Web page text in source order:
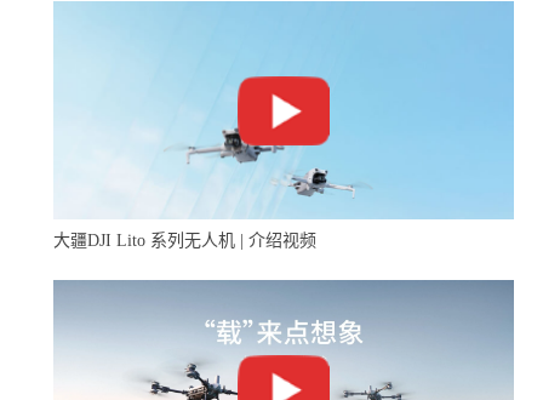
大疆DJI Lito 系列无人机 | 介绍视频